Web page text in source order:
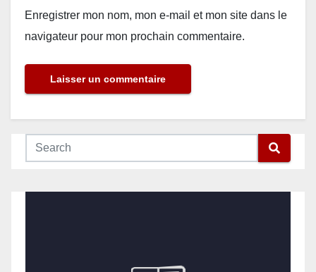
Enregistrer mon nom, mon e-mail et mon site dans le
navigateur pour mon prochain commentaire.